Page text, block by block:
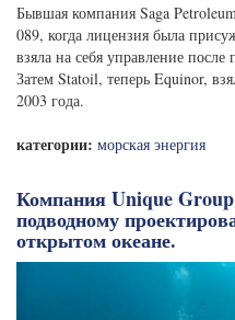
Бывшая компания Saga
089, когда лицензия была
взяла на себя управление
Затем Statoil, теперь Equinor,
2003 года.
категории: морская энергия
Компания Unique Group
подводному
открытом океане.